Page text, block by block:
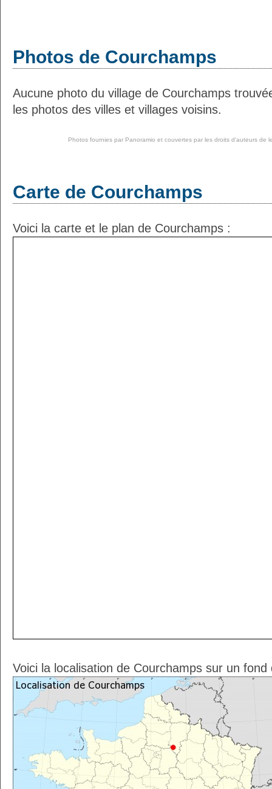
Photos de Courchamps
Aucune photo du village de Courchamps
les photos des villes et villages voisins.
Photos fournies par Panoramio et couvertes par les droits d'auteurs de
Carte de Courchamps
Voici la carte et le plan de Courchamps :
Voici la localisation de Courchamps sur un